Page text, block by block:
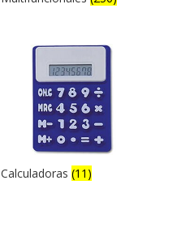
Calculadoras(11)